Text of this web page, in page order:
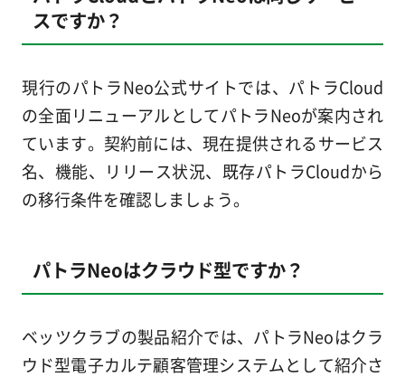
スですか？
現行のパトラNeo公式サイトでは、パトラCloud
の全面リニューアルとしてパトラNeoが案内され
ています。契約前には、現在提供されるサービス
名、機能、リリース状況、既存パトラCloudから
の移行条件を確認しましょう。
パトラNeoはクラウド型ですか？
ベッツクラブの製品紹介では、パトラNeoはクラ
ウド型電子カルテ顧客管理システムとして紹介さ